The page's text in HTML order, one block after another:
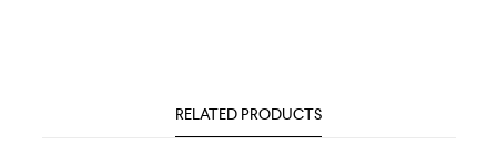
RELATED PRODUCTS